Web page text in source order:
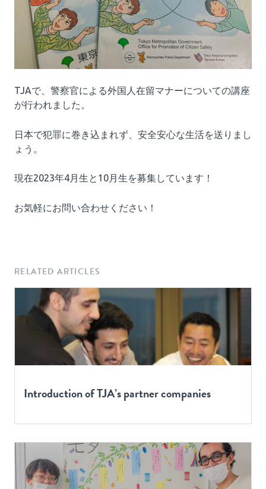
TJAで、警察官による外国人在留マナーについての講座
が行われました。
日本で犯罪に巻き込まれず、安全安心な生活を送りまし
ょう。
現在2023年4月生と10月生を募集しています！
お気軽にお問い合わせください！
RELATED ARTICLES
Introduction of TJA’s partner companies